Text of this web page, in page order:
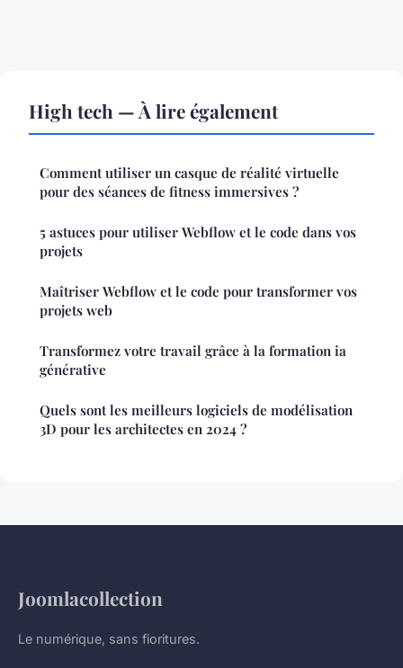
High tech — À lire également
Comment utiliser un casque de réalité virtuelle
pour des séances de fitness immersives ?
5 astuces pour utiliser Webflow et le code dans vos
projets
Maîtriser Webflow et le code pour transformer vos
projets web
Transformez votre travail grâce à la formation ia
générative
Quels sont les meilleurs logiciels de modélisation
3D pour les architectes en 2024 ?
Joomlacollection
Le numérique, sans fioritures.